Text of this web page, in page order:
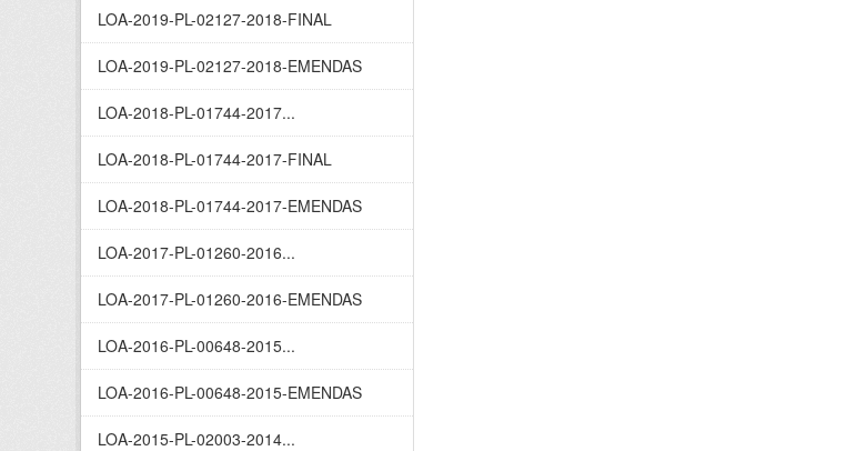
LOA-2019-PL-02127-2018-FINAL
LOA-2019-PL-02127-2018-EMENDAS
LOA-2018-PL-01744-2017...
LOA-2018-PL-01744-2017-FINAL
LOA-2018-PL-01744-2017-EMENDAS
LOA-2017-PL-01260-2016...
LOA-2017-PL-01260-2016-EMENDAS
LOA-2016-PL-00648-2015...
LOA-2016-PL-00648-2015-EMENDAS
LOA-2015-PL-02003-2014...